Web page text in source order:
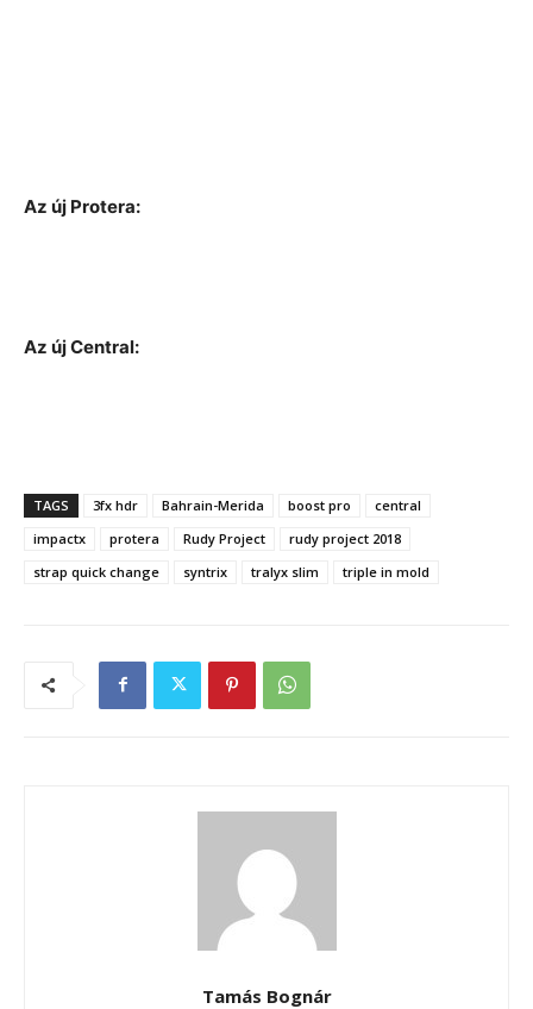
Az új Protera:
Az új Central:
TAGS 3fx hdr Bahrain-Merida boost pro
central
impactx
protera Rudy Project
rudy project 2018
strap quick change
syntrix tralyx slim triple in mold
Tamás Bognár